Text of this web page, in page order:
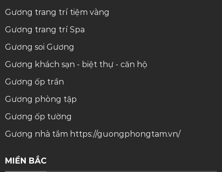
Gương trang trí tiệm vàng
Gương trang trí Spa
Gương soi Gương
Gương khách sạn - biệt thự - căn hộ
Gương ốp trần
Gương phòng tập
Gương ốp tường
Gương nhà tắm https://guongphongtam.vn/
MIỀN BẮC